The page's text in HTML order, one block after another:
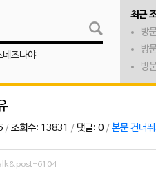
네즈나야
최근
방
방
방
/ 조회수: 13831 / 댓글: 0 / 본문 건너